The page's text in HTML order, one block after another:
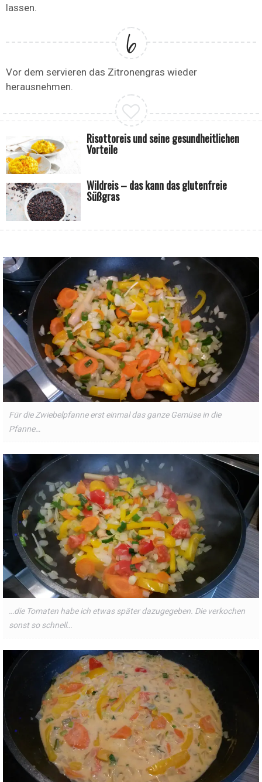
lassen.
Vor dem servieren das Zitronengras wieder
herausnehmen.
Risottoreis und seine gesundheitlichen
Vorteile
Wildreis – das kann das glutenfreie
Süßgras
Für die Zwiebelpfanne erst einmal das ganze Gemüse in die
Pfanne…
…die Tomaten habe ich etwas später dazugegeben. Die verkochen
sonst so schnell…